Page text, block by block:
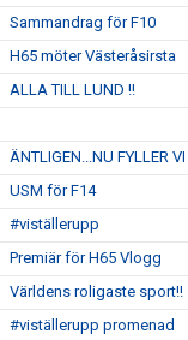
Sammandrag för F10
H65 möter Västeråsirsta
ALLA TILL LUND !!
ÄNTLIGEN...NU FYLLER
USM för F14
#viställerupp
Premiär för H65 Vlogg
Världens roligaste sport!!
#viställerupp promenad